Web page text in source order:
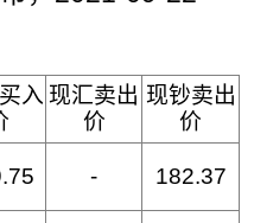
入 现汇卖出
价
现钞卖出
价
- 182.37